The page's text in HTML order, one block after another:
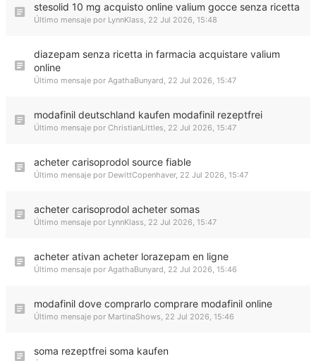
stesolid 10 mg acquisto online valium gocce senza ricetta
Último mensaje por LynnKlass, 22 Jul 2026, 15:48
diazepam senza ricetta in farmacia acquistare valium
online
Último mensaje por AgathaBunyard, 22 Jul 2026, 15:47
modafinil deutschland kaufen modafinil rezeptfrei
Último mensaje por ChristianLittles, 22 Jul 2026, 15:47
acheter carisoprodol source fiable
Último mensaje por DewittCopenhaver, 22 Jul 2026, 15:47
acheter carisoprodol acheter somas
Último mensaje por LynnKlass, 22 Jul 2026, 15:47
acheter ativan acheter lorazepam en ligne
Último mensaje por AgathaBunyard, 22 Jul 2026, 15:46
modafinil dove comprarlo comprare modafinil online
Último mensaje por MartinaShows, 22 Jul 2026, 15:46
soma rezeptfrei soma kaufen